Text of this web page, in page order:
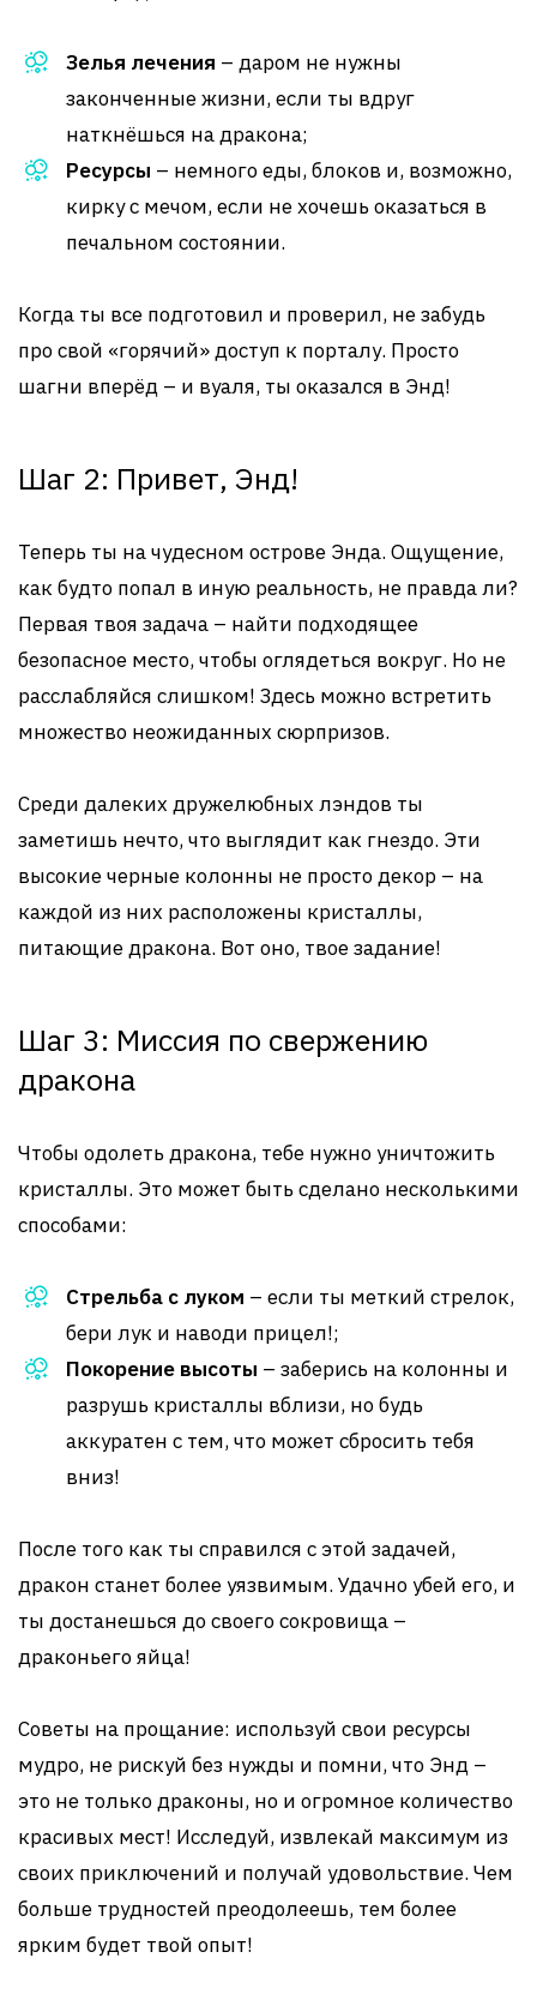
Зелья лечения – даром не нужны
законченные жизни, если ты вдруг
наткнёшься на дракона;
Ресурсы – немного еды, блоков и, возможно,
кирку с мечом, если не хочешь оказаться в
печальном состоянии.
Когда ты все подготовил и проверил, не забудь
про свой «горячий» доступ к порталу. Просто
шагни вперёд – и вуаля, ты оказался в Энд!
Шаг 2: Привет, Энд!
Теперь ты на чудесном острове Энда. Ощущение,
как будто попал в иную реальность, не правда ли?
Первая твоя задача – найти подходящее
безопасное место, чтобы оглядеться вокруг. Но не
расслабляйся слишком! Здесь можно встретить
множество неожиданных сюрпризов.
Среди далеких дружелюбных лэндов ты
заметишь нечто, что выглядит как гнездо. Эти
высокие черные колонны не просто декор – на
каждой из них расположены кристаллы,
питающие дракона. Вот оно, твое задание!
Шаг 3: Миссия по свержению
дракона
Чтобы одолеть дракона, тебе нужно уничтожить
кристаллы. Это может быть сделано несколькими
способами:
Стрельба с луком – если ты меткий стрелок,
бери лук и наводи прицел!;
Покорение высоты – заберись на колонны и
разрушь кристаллы вблизи, но будь
аккуратен с тем, что может сбросить тебя
вниз!
После того как ты справился с этой задачей,
дракон станет более уязвимым. Удачно убей его, и
ты достанешься до своего сокровища –
драконьего яйца!
Советы на прощание: используй свои ресурсы
мудро, не рискуй без нужды и помни, что Энд –
это не только драконы, но и огромное количество
красивых мест! Исследуй, извлекай максимум из
своих приключений и получай удовольствие. Чем
больше трудностей преодолеешь, тем более
ярким будет твой опыт!